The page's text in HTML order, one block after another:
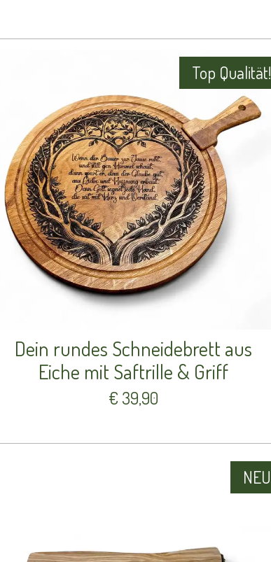
Top Qualität!
Dein rundes Schneidebrett aus
Eiche mit Saftrille & Griff
€ 39,90
NEU